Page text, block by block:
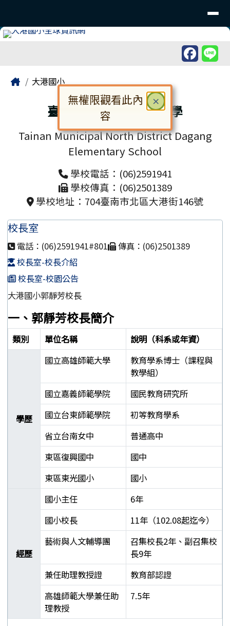
主內容區域
Home大港國小
臺南市北區大港國民小學
Tainan Municipal North District Dagang
Elementary School
學校電話：(06)2591941
學校傳真：(06)2501389
學校地址：704臺南市北區大港街146號
校長室
電話：(06)2591941#801
傳真：(06)2501389
校長室-校長介紹
校長室-校園公告
大港國小郭靜芳校長
一、郭靜芳校長簡介
類別 單位名稱 說明（科系或年資）
學歷
國立高雄師範大學
教育學系博士（課程與
教學組）
國立嘉義師範學院
國民教育研究所
國立台東師範學院
初等教育學系
省立台南女中
普通高中
東區復興國中
國中
東區東光國小
國小
經歷
國小主任
6年
國小校長
11年（102.08起迄今）
藝術與人文輔導團
召集校長2年、副召集校
長9年
兼任助理教授證
教育部認證
高雄師範大學兼任助
理教授
7.5年
頁尾區域
× 關閉
無權限觀看此內
容
對話框已開啟。請使用 Tab 鍵在